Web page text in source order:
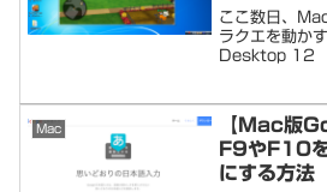
ー）
ここ数日、
ラクエを動か
Desktop 12
Mac
【Mac版
F9やF10
にする方法